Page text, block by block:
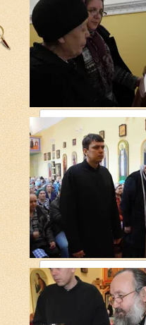
DSC02689 копия